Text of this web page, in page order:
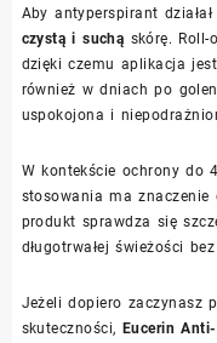
Aby antyperspirant
czystą i suchą skórę. Roll-
dzięki czemu aplikacja
również w dniach po
uspokojona i
W kontekście ochrony do
stosowania ma
produkt sprawdza się
długotrwałej świeżości
Jeżeli dopiero zaczynasz
skuteczności, Eucerin